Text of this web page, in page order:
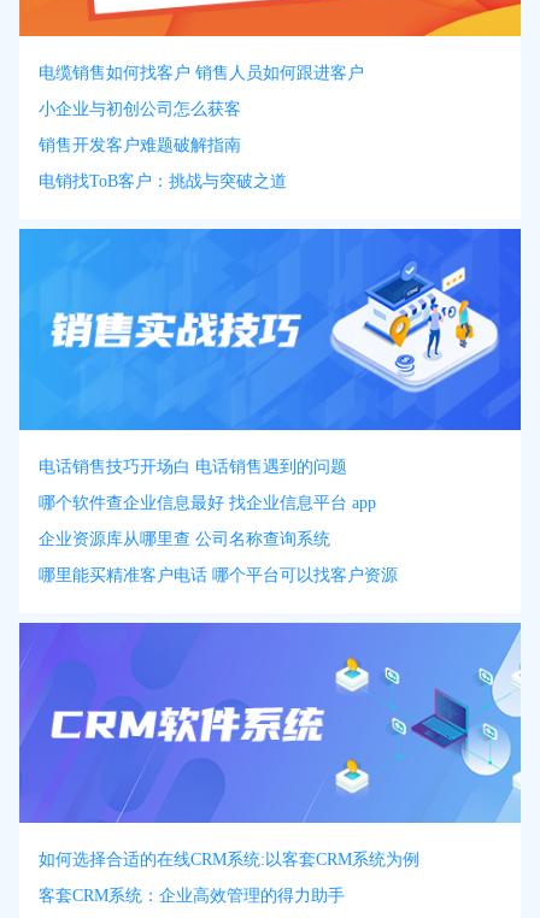
电缆销售如何找客户 销售人员如何跟进客户
小企业与初创公司怎么获客
销售开发客户难题破解指南
电销找ToB客户：挑战与突破之道
电话销售技巧开场白 电话销售遇到的问题
哪个软件查企业信息最好 找企业信息平台 app
企业资源库从哪里查 公司名称查询系统
哪里能买精准客户电话 哪个平台可以找客户资源
如何选择合适的在线CRM系统:以客套CRM系统为例
客套CRM系统：企业高效管理的得力助手